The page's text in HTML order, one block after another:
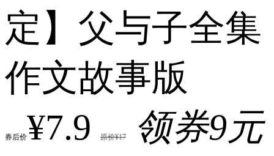
定】父与子全集
作文故事版
券后价¥7.9 原价¥17
领券9元